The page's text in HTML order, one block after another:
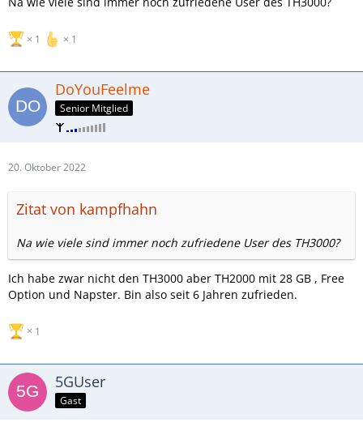
1 1
DoYouFeelme
Senior Mitglied
20. Oktober 2022
Zitat von kampfhahn
Na wie viele sind immer noch zufriedene User des TH3000?
Ich habe zwar nicht den TH3000 aber TH2000 mit 28 GB , Free
Option und Napster. Bin also seit 6 Jahren zufrieden.
1
5GUser
Gast